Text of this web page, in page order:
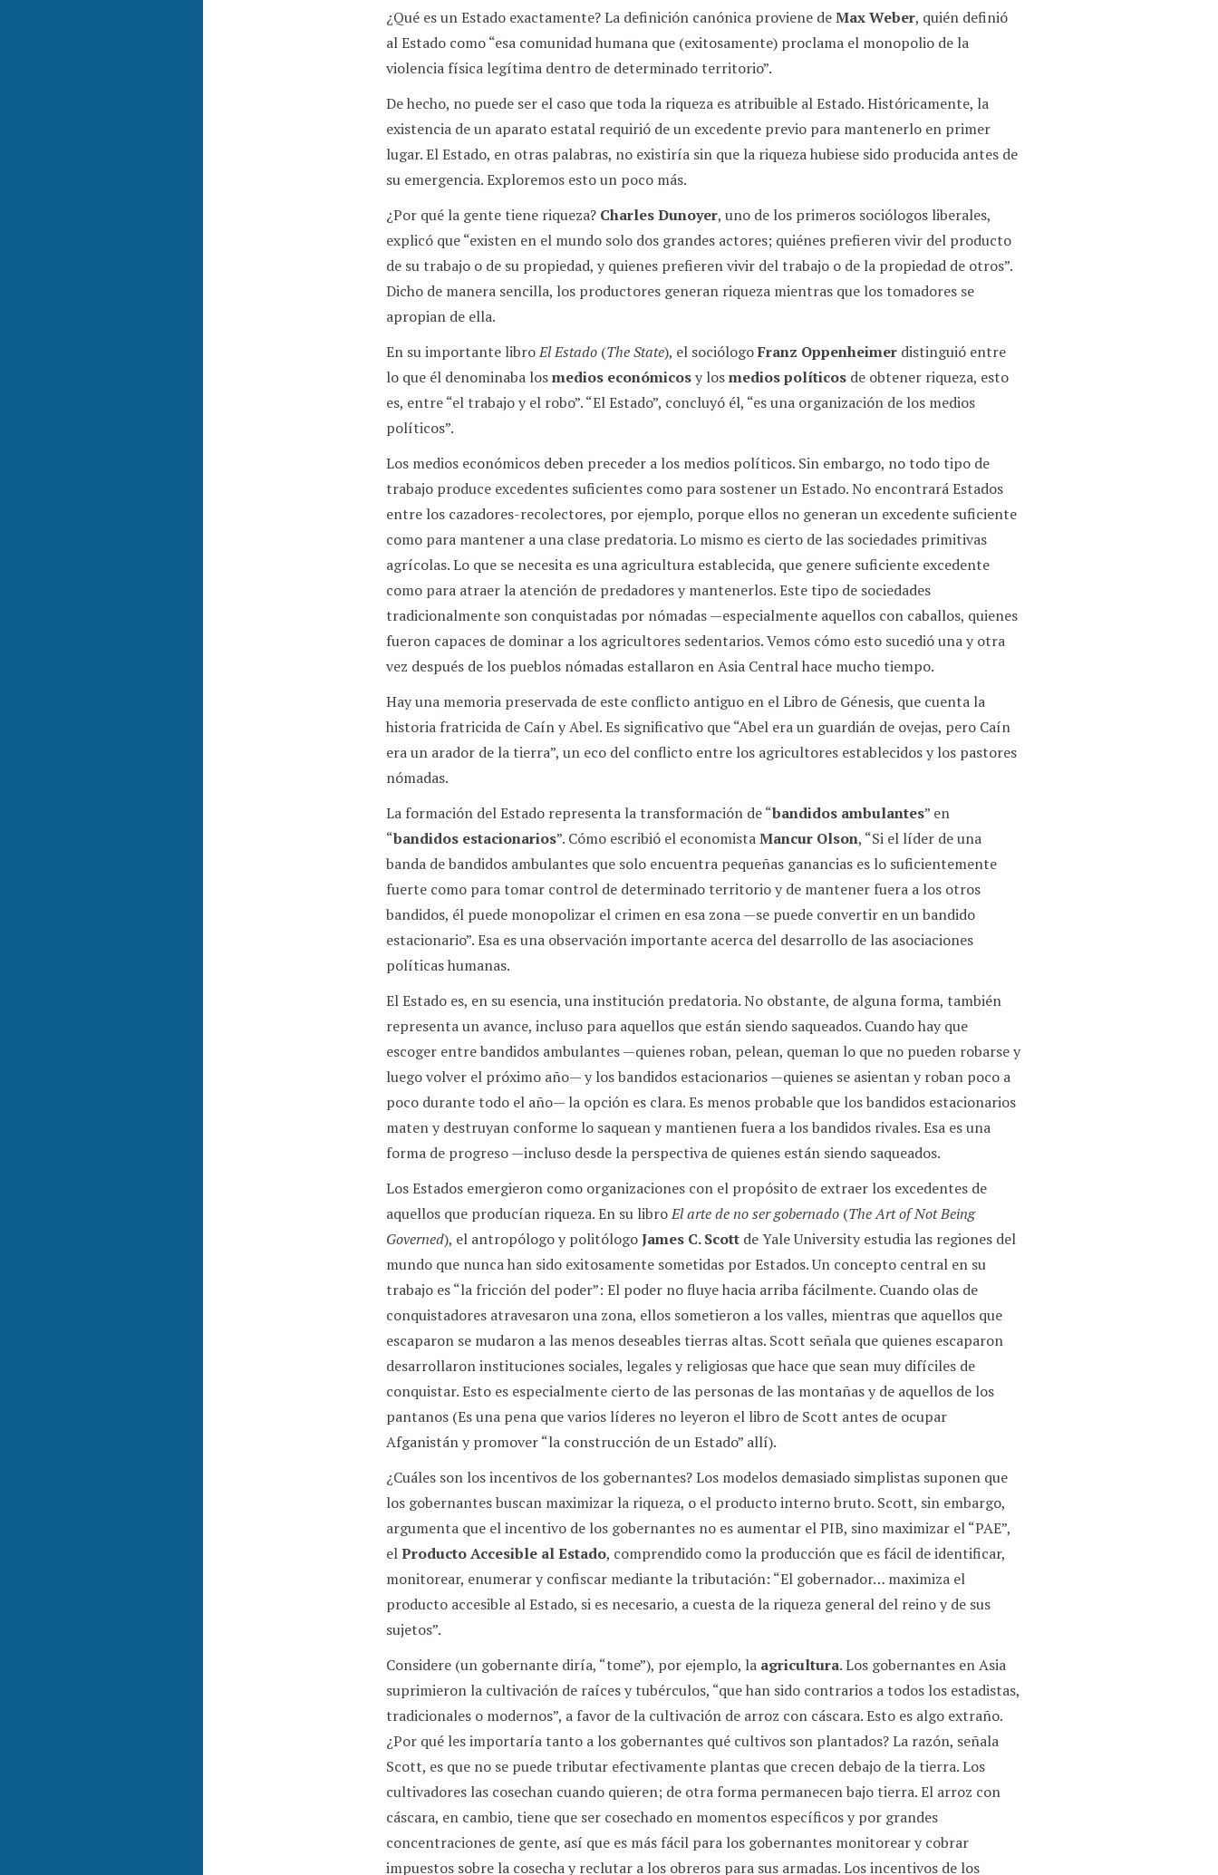
¿Qué es un Estado exactamente? La definición canónica proviene deMax Weber, quién definió
al Estado como “esa comunidad humana que (exitosamente) proclama el monopolio de la
violencia física legítima dentro de determinado territorio”.
De hecho, no puede ser el caso que toda la riqueza es atribuible al Estado. Históricamente, la
existencia de un aparato estatal requirió de un excedente previo para mantenerlo en primer
lugar. El Estado, en otras palabras, no existiría sin que la riqueza hubiese sido producida antes de
su emergencia. Exploremos esto un poco más.
¿Por qué la gente tiene riqueza? Charles Dunoyer, uno de los primeros sociólogos liberales,
explicó que “existen en el mundo solo dos grandes actores; quiénes prefieren vivir del producto
de su trabajo o de su propiedad, y quienes prefieren vivir del trabajo o de la propiedad de otros”.
Dicho de manera sencilla, los productores generan riqueza mientras que los tomadores se
apropian de ella.
En su importante libroEl Estado(The State), el sociólogoFranz Oppenheimerdistinguió entre
lo que él denominaba losmedios económicosy losmedios políticosde obtener riqueza, esto
es, entre “el trabajo y el robo”. “El Estado”, concluyó él, “es una organización de los medios
políticos”.
Los medios económicos deben preceder a los medios políticos. Sin embargo, no todo tipo de
trabajo produce excedentes suficientes como para sostener un Estado. No encontrará Estados
entre los cazadores-recolectores, por ejemplo, porque ellos no generan un excedente suficiente
como para mantener a una clase predatoria. Lo mismo es cierto de las sociedades primitivas
agrícolas. Lo que se necesita es una agricultura establecida, que genere suficiente excedente
como para atraer la atención de predadores y mantenerlos. Este tipo de sociedades
tradicionalmente son conquistadas por nómadas —especialmente aquellos con caballos, quienes
fueron capaces de dominar a los agricultores sedentarios. Vemos cómo esto sucedió una y otra
vez después de los pueblos nómadas estallaron en Asia Central hace mucho tiempo.
Hay una memoria preservada de este conflicto antiguo en el Libro de Génesis, que cuenta la
historia fratricida de Caín y Abel. Es significativo que “Abel era un guardián de ovejas, pero Caín
era un arador de la tierra”, un eco del conflicto entre los agricultores establecidos y los pastores
nómadas.
La formación del Estado representa la transformación de “bandidos ambulantes” en
“bandidos estacionarios”. Cómo escribió el economistaMancur Olson, “Si el líder de una
banda de bandidos ambulantes que solo encuentra pequeñas ganancias es lo suficientemente
fuerte como para tomar control de determinado territorio y de mantener fuera a los otros
bandidos, él puede monopolizar el crimen en esa zona —se puede convertir en un bandido
estacionario”. Esa es una observación importante acerca del desarrollo de las asociaciones
políticas humanas.
El Estado es, en su esencia, una institución predatoria. No obstante, de alguna forma, también
representa un avance, incluso para aquellos que están siendo saqueados. Cuando hay que
escoger entre bandidos ambulantes —quienes roban, pelean, queman lo que no pueden robarse y
luego volver el próximo año— y los bandidos estacionarios —quienes se asientan y roban poco a
poco durante todo el año— la opción es clara. Es menos probable que los bandidos estacionarios
maten y destruyan conforme lo saquean y mantienen fuera a los bandidos rivales. Esa es una
forma de progreso —incluso desde la perspectiva de quienes están siendo saqueados.
Los Estados emergieron como organizaciones con el propósito de extraer los excedentes de
aquellos que producían riqueza. En su libroEl arte de no ser gobernado(The Art of Not Being
Governed), el antropólogo y politólogoJames C. Scott de Yale University estudia las regiones del
mundo que nunca han sido exitosamente sometidas por Estados. Un concepto central en su
trabajo es “la fricción del poder”: El poder no fluye hacia arriba fácilmente. Cuando olas de
conquistadores atravesaron una zona, ellos sometieron a los valles, mientras que aquellos que
escaparon se mudaron a las menos deseables tierras altas. Scott señala que quienes escaparon
desarrollaron instituciones sociales, legales y religiosas que hace que sean muy difíciles de
conquistar. Esto es especialmente cierto de las personas de las montañas y de aquellos de los
pantanos (Es una pena que varios líderes no leyeron el libro de Scott antes de ocupar
Afganistán y promover “la construcción de un Estado” allí).
¿Cuáles son los incentivos de los gobernantes? Los modelos demasiado simplistas suponen que
los gobernantes buscan maximizar la riqueza, o el producto interno bruto. Scott, sin embargo,
argumenta que el incentivo de los gobernantes no es aumentar el PIB, sino maximizar el “PAE”,
elProducto Accesible al Estado, comprendido como la producción que es fácil de identificar,
monitorear, enumerar y confiscar mediante la tributación: “El gobernador… maximiza el
producto accesible al Estado, si es necesario, a cuesta de la riqueza general del reino y de sus
sujetos”.
Considere (un gobernante diría, “tome”), por ejemplo, la agricultura. Los gobernantes en Asia
suprimieron la cultivación de raíces y tubérculos, “que han sido contrarios a todos los estadistas,
tradicionales o modernos”, a favor de la cultivación de arroz con cáscara. Esto es algo extraño.
¿Por qué les importaría tanto a los gobernantes qué cultivos son plantados? La razón, señala
Scott, es que no se puede tributar efectivamente plantas que crecen debajo de la tierra. Los
cultivadores las cosechan cuando quieren; de otra forma permanecen bajo tierra. El arroz con
cáscara, en cambio, tiene que ser cosechado en momentos específicos y por grandes
concentraciones de gente, así que es más fácil para los gobernantes monitorear y cobrar
impuestos sobre la cosecha y reclutar a los obreros para sus armadas. Los incentivos de los